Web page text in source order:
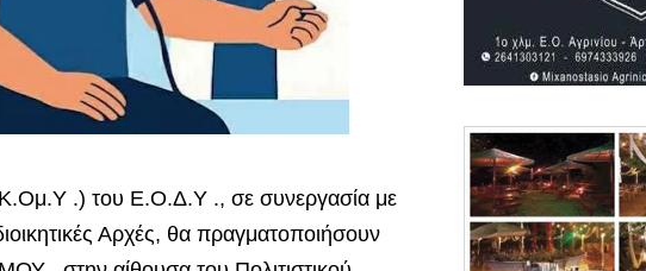
(Κ.Ομ.Υ .) του Ε.Ο.Δ.Υ ., σε συνεργασία με
Αρχές, θα πραγματοποιήσουν